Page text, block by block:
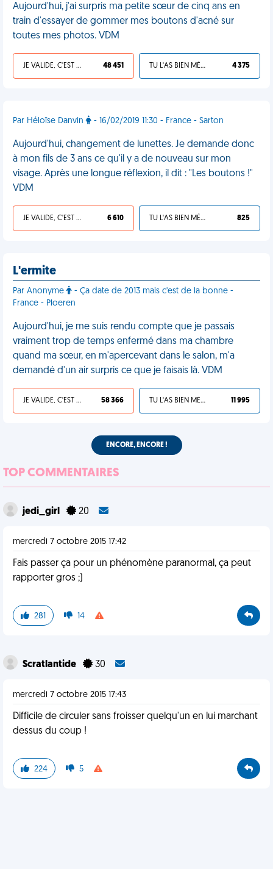
Aujourd'hui, j'ai surpris ma petite sœur de cinq ans en
train d'essayer de gommer mes boutons d'acné sur
toutes mes photos. VDM
JE VALIDE, C'EST UNE VDM 48 451 TU L'AS BIEN MÉRITÉ 4 375
Par Héloïse Danvin - 16/02/2019 11:30 - France - Sarton
Aujourd'hui, changement de lunettes. Je demande donc
à mon fils de 3 ans ce qu'il y a de nouveau sur mon
visage. Après une longue réflexion, il dit : "Les boutons !"
VDM
JE VALIDE, C'EST UNE VDM 6 610 TU L'AS BIEN MÉRITÉ 825
L'ermite
Par Anonyme
- Ça date de 2013 mais c'est de la bonne -
France - Ploeren
Aujourd'hui, je me suis rendu compte que je passais
vraiment trop de temps enfermé dans ma chambre
quand ma sœur, en m'apercevant dans le salon, m'a
demandé d'un air surpris ce que je faisais là. VDM
JE VALIDE, C'EST UNE VDM 58 366 TU L'AS BIEN MÉRITÉ 11 995
ENCORE, ENCORE !
TOP COMMENTAIRES
jedi_girl 20
mercredi 7 octobre 2015 17:42
Fais passer ça pour un phénomène paranormal, ça peut
rapporter gros ;)
281 14
Scratlantide 30
mercredi 7 octobre 2015 17:43
Difficile de circuler sans froisser quelqu'un en lui marchant
dessus du coup !
224 5